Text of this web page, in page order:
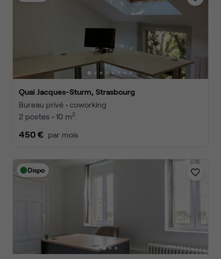
Quai Jacques-Sturm, Strasbourg
Bureau privé • coworking
2 postes • 10 m2
450 € par mois
Dispo